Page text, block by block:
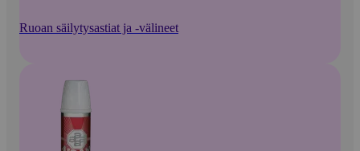
Ruoan säilytysastiat ja -välineet